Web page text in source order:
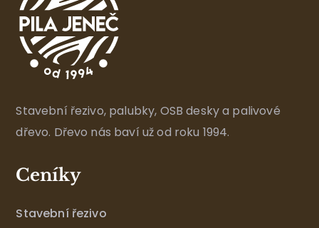
Stavební řezivo, palubky, OSB desky a palivové
dřevo. Dřevo nás baví už od roku 1994.
Ceníky
Stavební řezivo